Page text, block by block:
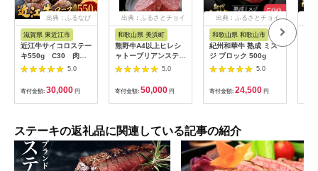
出典：ふるなび
滋賀県 東近江市
近江牛サイコロステー
キ550g C30 肉の
大助
5.0
寄付金額: 30,000 円
出典：ふるさとチョイ
ス
和歌山県 美浜町
熊野牛A4以上ヒレシ
ャトーブリアンステー
キ100g×2枚＆霜降り
サーロインステーキ
180g×2枚 ※着日指定
不可
5.0
寄付金額: 50,000 円
出典：ふるさとチョイ
和歌山県 和歌山市
紀州和華牛 熟成 ミス
ジ ブロック 500g
5.0
寄付金額: 24,500 円
ステーキの返礼品に関連している記事の紹介